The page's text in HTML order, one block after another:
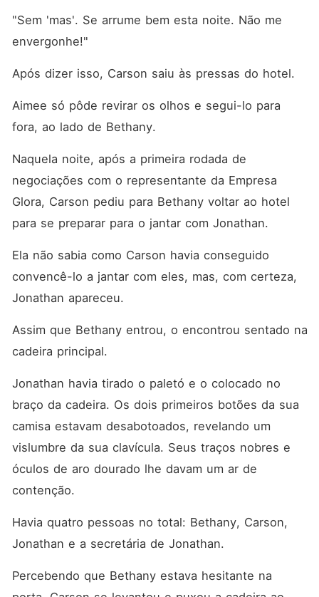
"Sem 'mas'. Se arrume bem esta noite. Não me
envergonhe!"
Após dizer isso, Carson saiu às pressas do hotel.
Aimee só pôde revirar os olhos e segui-lo para
fora, ao lado de Bethany.
Naquela noite, após a primeira rodada de
negociações com o representante da Empresa
Glora, Carson pediu para Bethany voltar ao hotel
para se preparar para o jantar com Jonathan.
Ela não sabia como Carson havia conseguido
convencê-lo a jantar com eles, mas, com certeza,
Jonathan apareceu.
Assim que Bethany entrou, o encontrou sentado na
cadeira principal.
Jonathan havia tirado o paletó e o colocado no
braço da cadeira. Os dois primeiros botões da sua
camisa estavam desabotoados, revelando um
vislumbre da sua clavícula. Seus traços nobres e
óculos de aro dourado lhe davam um ar de
contenção.
Havia quatro pessoas no total: Bethany, Carson,
Jonathan e a secretária de Jonathan.
Percebendo que Bethany estava hesitante na